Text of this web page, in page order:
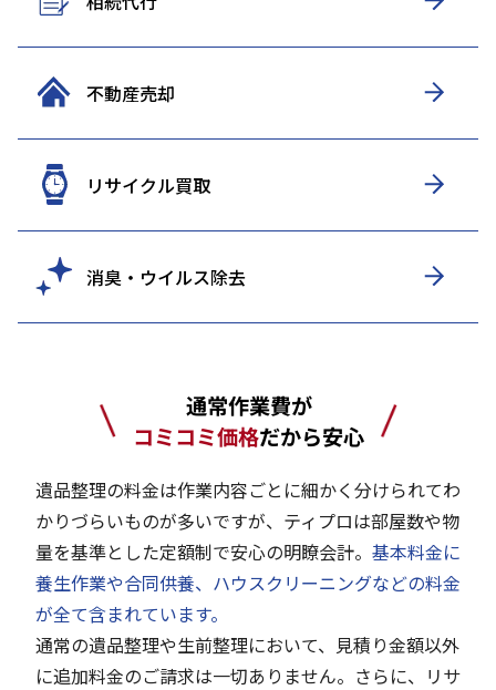
不動産売却
リサイクル買取
消臭・ウイルス除去
通常作業費が
コミコミ価格だから安心
遺品整理の料金は作業内容ごとに細かく分けられてわ
かりづらいものが多いですが、ティプロは部屋数や物
量を基準とした定額制で安心の明瞭会計。 基本料金に
養生作業や合同供養、ハウスクリーニングなどの料金
が全て含まれています。
通常の遺品整理や生前整理において、見積り金額以外
に追加料金のご請求は一切ありません。さらに、リサ